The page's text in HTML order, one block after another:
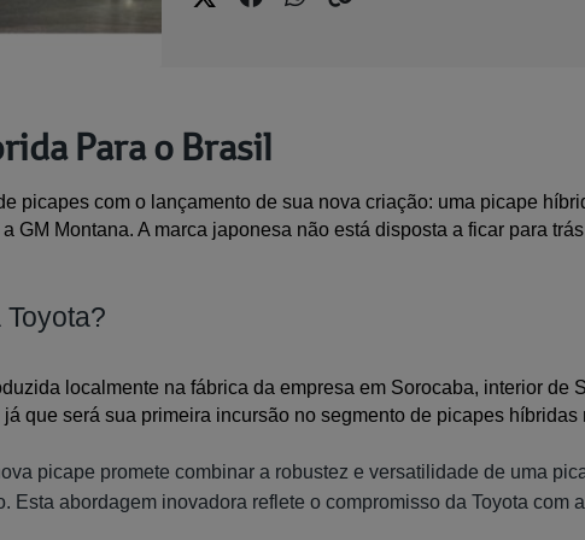
Para o Brasil
picapes com o lançamento de sua nova criação: uma picape
GM Montana. A marca japonesa não está disposta a ficar para
localmente na fábrica da empresa em Sorocaba, interior de
que será sua primeira incursão no segmento de picapes híbridas
picape promete combinar a robustez e versatilidade de uma
abordagem inovadora reflete o compromisso da Toyota com